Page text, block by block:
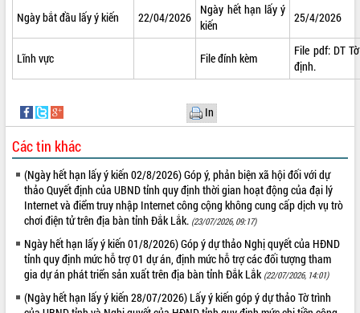
quan trọng
Bí thư Tỉnh ủy Lương Nguyễn Minh
Triết thăm, tặng quà người có công với
văn hóa, thể thao đáp ứng yêu cầu
phát triển mới
Thường trực HĐND tỉnh Đắk Lắk gặp
mặt Đoàn chuyên gia y tế TP. Hồ Chí
Minh
Lễ truy điệu và an táng hài cốt liệt sĩ
tại Nghĩa trang Liệt sĩ xã Sơn Hòa
Bàn giải pháp tháo gỡ khó khăn trong
xuất khẩu sầu riêng và triển khai quy
định EUDR
trường Nguyễn Hoàng Hiệp khảo sát
LIÊN KẾT WEB
THỐNG KÊ TRUY CẬP
Hôm nay: 3244
66088912
Ngày bắt đầu lấy ý kiến 22/04/2026
Ngày hết hạn lấy ý
kiến
25/4/2026
Lĩnh vực File đính kèm
File pdf: DT
định.
In
Các tin khác
(Ngày hết hạn lấy ý kiến 02/8/2026) Góp ý, phản biện xã hội đối với dự
thảo Quyết định của UBND tỉnh quy định thời gian hoạt động của đại lý
Internet và điểm truy nhập Internet công cộng không cung cấp dịch vụ trò
chơi điện tử trên địa bàn tỉnh Đắk Lắk. (23/07/2026, 09:17)
Ngày hết hạn lấy ý kiến 01/8/2026) Góp ý dự thảo Nghị quyết của HĐND
tỉnh quy định mức hỗ trợ 01 dự án, định mức hỗ trợ các đối tượng tham
gia dự án phát triển sản xuất trên địa bàn tỉnh Đắk Lắk (22/07/2026, 14:01)
(Ngày hết hạn lấy ý kiến 28/07/2026) Lấy ý kiến góp ý dự thảo Tờ trình